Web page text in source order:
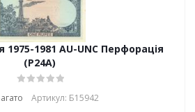
1975-1981 AU-UNC Перфорація
(P24A)
Артикул: Б15942